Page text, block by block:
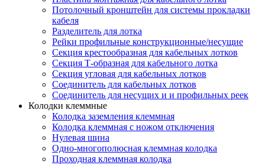
Потолочный кронштейн для системы прокладки
кабеля
Разделитель для лотка
Рейки профильные конструкционные/несущие
Секция крестообразная для кабельных лотков
Секция Т-образная для кабельного лотка
Секция угловая для кабельных лотков
Соединитель для кабельных лотков
Соединитель для несущих и и профильных реек
Колодки клеммные
Колодка заземления клеммная
Колодка клеммная с ножом отключения
Нулевая шина
Одно-многополюсная клеммная колодка
Проходная клеммная колодка